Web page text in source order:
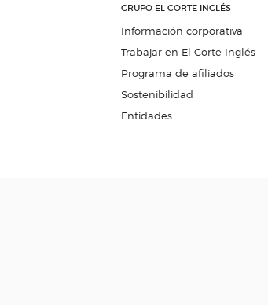
GRUPO EL CORTE INGLÉS
Información corporativa
Trabajar en El Corte Inglés
Programa de afiliados
Sostenibilidad
Entidades